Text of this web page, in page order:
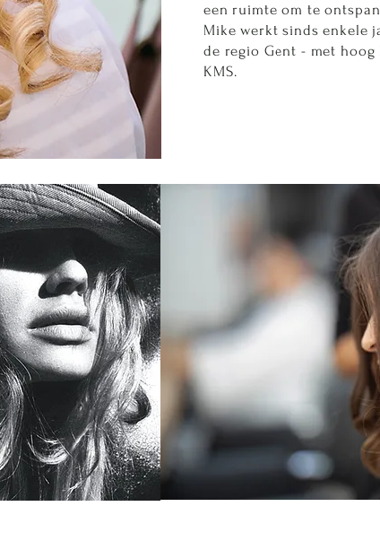
een ruimte om te
Mike werkt sinds enkele
de regio Gent - met
KMS.